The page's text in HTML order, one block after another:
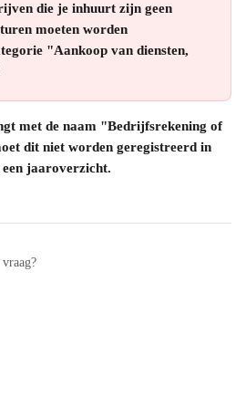
die je inhuurt zijn geen
moeten worden
"Aankoop van diensten,
met de naam "Bedrijfsrekening of
dit niet worden geregistreerd in
jaaroverzicht.